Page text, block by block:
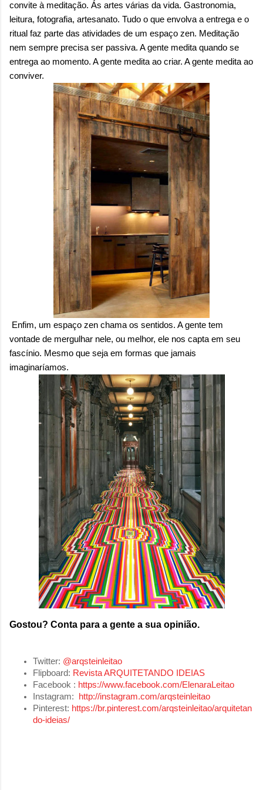
convite à meditação. Ás artes várias da vida. Gastronomia,
leitura, fotografia, artesanato. Tudo o que envolva a entrega e o
ritual faz parte das atividades de um espaço zen. Meditação
nem sempre precisa ser passiva. A gente medita quando se
entrega ao momento. A gente medita ao criar. A gente medita ao
conviver.
Enfim, um espaço zen chama os sentidos. A gente tem
vontade de mergulhar nele, ou melhor, ele nos capta em seu
fascínio. Mesmo que seja em formas que jamais
imaginaríamos.
Gostou? Conta para a gente a sua opinião.
Twitter: @arqsteinleitao
Flipboard: Revista ARQUITETANDO IDEIAS
Facebook : https://www.facebook.com/ElenaraLeitao
Instagram: http://instagram.com/arqsteinleitao
Pinterest: https://br.pinterest.com/arqsteinleitao/arquitetan
do-ideias/